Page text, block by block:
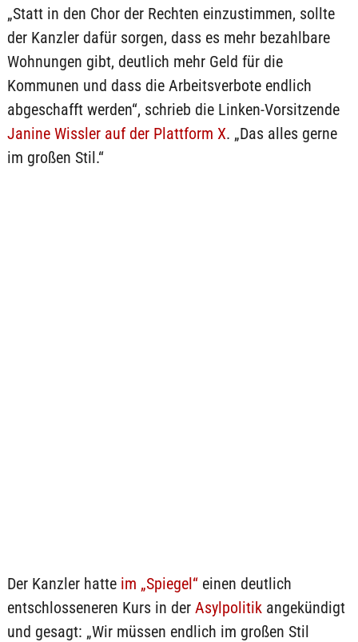
„Statt in den Chor der Rechten einzustimmen, sollte
der Kanzler dafür sorgen, dass es mehr bezahlbare
Wohnungen gibt, deutlich mehr Geld für die
Kommunen und dass die Arbeitsverbote endlich
abgeschafft werden“, schrieb die Linken-Vorsitzende
Janine Wissler auf der Plattform X. „Das alles gerne
im großen Stil.“
Der Kanzler hatte im „Spiegel“einen deutlich
entschlosseneren Kurs in der Asylpolitikangekündigt
und gesagt: „Wir müssen endlich im großen Stil